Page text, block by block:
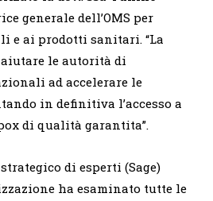
generale dell’OMS per
e ai prodotti sanitari. “La
le autorità di
ad accelerare le
in definitiva l’accesso a
di qualità garantita”.
di esperti (Sage)
ha esaminato tutte le